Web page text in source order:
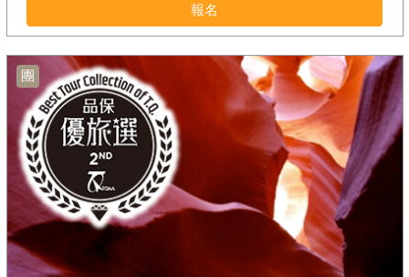
報名
團